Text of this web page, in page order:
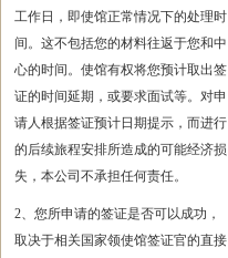
工作日，即使馆正常情况下的处理时
间。这不包括您的材料往返于您和中
心的时间。使馆有权将您预计取出签
证的时间延期，或要求面试等。对申
请人根据签证预计日期提示，而进行
的后续旅程安排所造成的可能经济损
失，本公司不承担任何责任。
2、您所申请的签证是否可以成功，
取决于相关国家领使馆签证官的直接